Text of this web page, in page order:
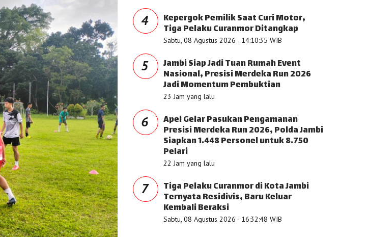
4 Kepergok Pemilik Saat Curi Motor,
Tiga Pelaku Curanmor Ditangkap
Sabtu, 08 Agustus 2026 - 14:10:35 WIB
5 Jambi Siap Jadi Tuan Rumah Event
Nasional, Presisi Merdeka Run 2026
Jadi Momentum Pembuktian
23 Jam yang lalu
6 Apel Gelar Pasukan Pengamanan
Presisi Merdeka Run 2026, Polda Jambi
Siapkan 1.448 Personel untuk 8.750
Pelari
22 Jam yang lalu
7 Tiga Pelaku Curanmor di Kota Jambi
Ternyata Residivis, Baru Keluar
Kembali Beraksi
Sabtu, 08 Agustus 2026 - 16:32:48 WIB